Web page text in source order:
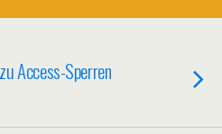
Access-Sperren